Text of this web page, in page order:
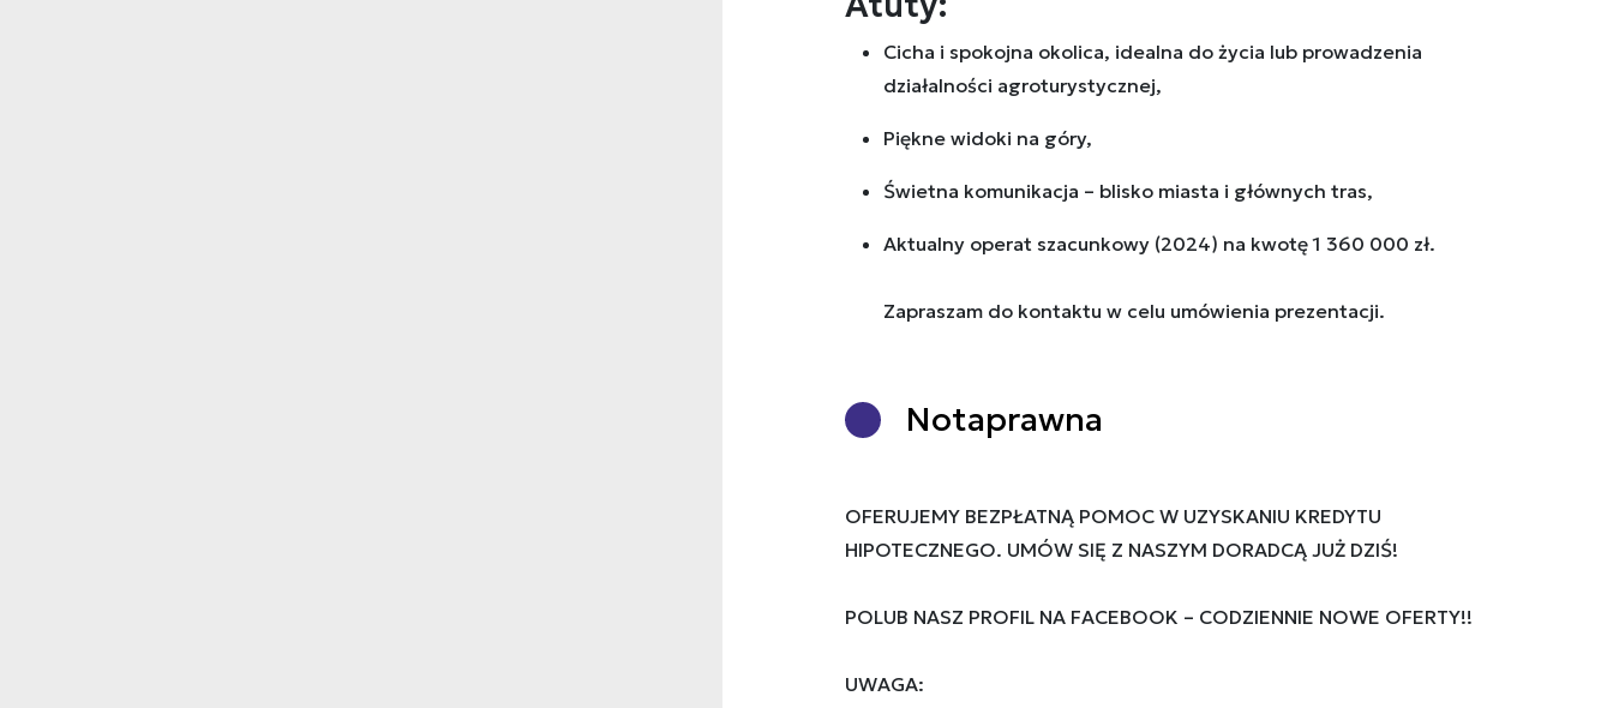
Cicha i spokojna okolica, idealna do życia lub prowadzenia
działalności agroturystycznej,
Piękne widoki na góry,
Świetna komunikacja – blisko miasta i głównych tras,
Aktualny operat szacunkowy (2024) na kwotę 1 360 000 zł.
Zapraszam do kontaktu w celu umówienia prezentacji.
Notaprawna
OFERUJEMY BEZPŁATNĄ POMOC W UZYSKANIU KREDYTU
HIPOTECZNEGO. UMÓW SIĘ Z NASZYM DORADCĄ JUŻ DZIŚ!
POLUB NASZ PROFIL NA FACEBOOK – CODZIENNIE NOWE OFERTY!!
UWAGA: